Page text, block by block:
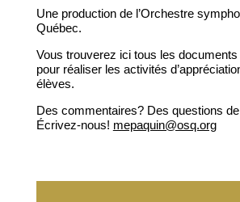
Une production de l’Orchestre
Québec.
Vous trouverez ici tous les
pour réaliser les activités
élèves.
Des commentaires? Des questions
Écrivez-nous! mepaquin@osq.org